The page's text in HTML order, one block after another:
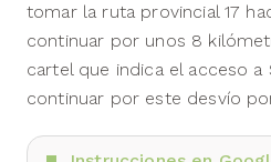
tomar la ruta provincial 17
continuar por unos 8
cartel que indica el acceso a
continuar por este desvío